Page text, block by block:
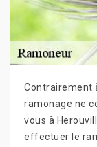
Contrairement
ramonage ne
vous à
effectuer le